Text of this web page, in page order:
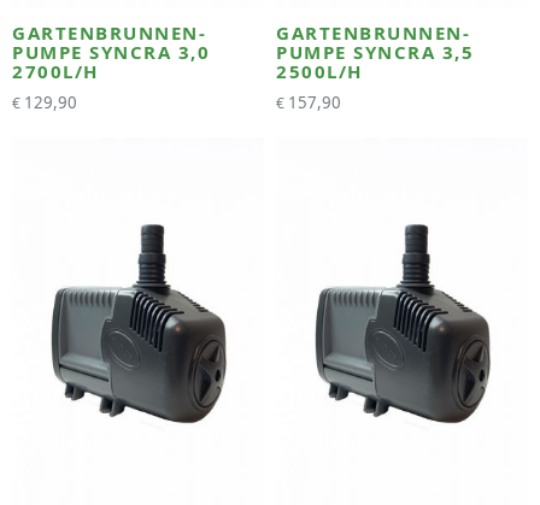
GARTENBRUNNEN-
PUMPE SYNCRA 3,0
2700L/H
€ 129,90
GARTENBRUNNEN-
PUMPE SYNCRA 3,5
2500L/H
€ 157,90